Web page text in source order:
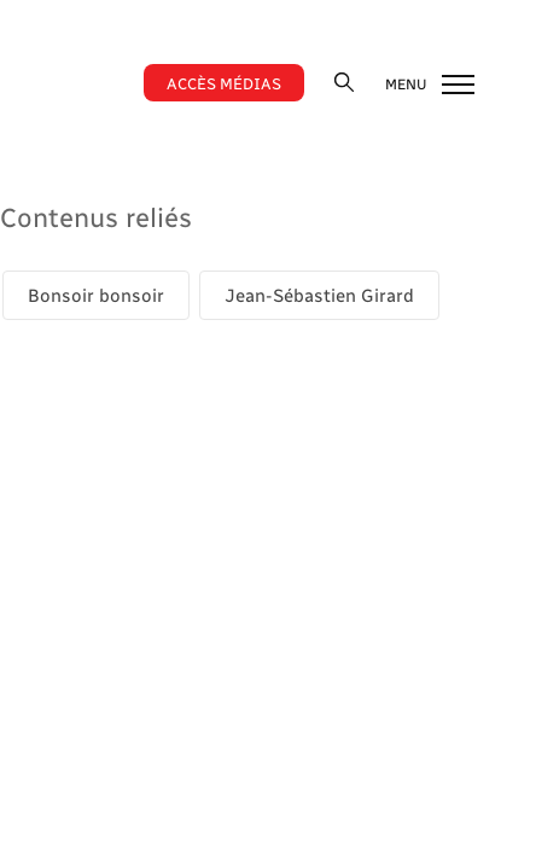
ACCÈS MÉDIAS MENU
Contenus reliés
Bonsoir bonsoir Jean-Sébastien Girard